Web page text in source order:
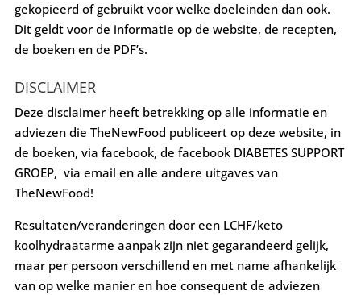
gekopieerd of gebruikt voor welke doeleinden dan ook.
Dit geldt voor de informatie op de website, de recepten,
de boeken en de PDF’s.
DISCLAIMER
Deze disclaimer heeft betrekking op alle informatie en
adviezen die TheNewFood publiceert op deze website, in
de boeken, via facebook, de facebook DIABETES SUPPORT
GROEP, via email en alle andere uitgaves van
TheNewFood!
Resultaten/veranderingen door een LCHF/keto
koolhydraatarme aanpak zijn niet gegarandeerd gelijk,
maar per persoon verschillend en met name afhankelijk
van op welke manier en hoe consequent de adviezen